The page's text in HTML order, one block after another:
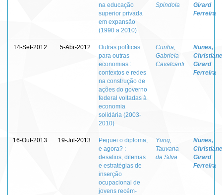
na educação
superior privada
em expansão
(1990 a 2010)
Spindola
Girard
Ferreira
14-Set-2012 5-Abr-2012
Outras políticas
para outras
economias :
contextos e redes
na construção de
ações do governo
federal voltadas à
economia
solidária (2003-
2010)
Cunha,
Gabriela
Cavalcanti
Nunes,
Christiane
Girard
Ferreira
16-Out-2013 19-Jul-2013
Peguei o diploma,
e agora? :
desafios, dilemas
e estratégias de
inserção
ocupacional de
jovens recém-
Yung,
Tauvana
da Silva
Nunes,
Christiane
Girard
Ferreira